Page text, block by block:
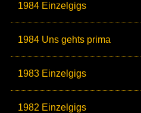
1984 Einzelgigs
1984 Uns gehts prima
1983 Einzelgigs
1982 Einzelgigs